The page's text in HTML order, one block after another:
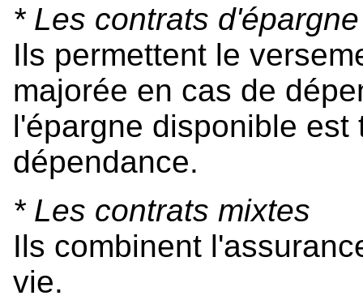
* Les contrats
Ils permettent le
majorée en cas de
l'épargne disponible
dépendance.
* Les contrats mixtes
Ils combinent
vie.